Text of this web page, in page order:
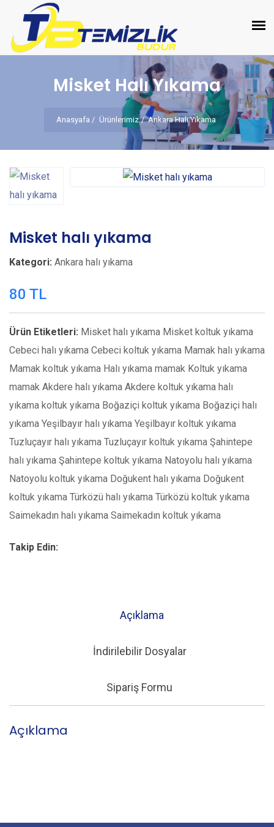
Misket Halı Yıkama
Anasyafa Ürünlerimiz Ankara Halı Yıkama
Misket halı yıkama
Kategori: Ankara halı yıkama
80 TL
Ürün Etiketleri: Misket halı yıkama Misket koltuk yıkama
Cebeci halı yıkama Cebeci koltuk yıkama Mamak halı yıkama
Mamak koltuk yıkama Halı yıkama mamak Koltuk yıkama
mamak Akdere halı yıkama Akdere koltuk yıkama halı
yıkama koltuk yıkama Boğaziçi koltuk yıkama Boğaziçi halı
yıkama Yeşilbayır halı yıkama Yeşilbayır koltuk yıkama
Tuzluçayır halı yıkama Tuzluçayır koltuk yıkama Şahintepe
halı yıkama Şahintepe koltuk yıkama Natoyolu halı yıkama
Natoyolu koltuk yıkama Doğukent halı yıkama Doğukent
koltuk yıkama Türközü halı yıkama Türközü koltuk yıkama
Saimekadın halı yıkama Saimekadın koltuk yıkama
Takip Edin:
Açıklama
İndirilebilir Dosyalar
Sipariş Formu
Açıklama